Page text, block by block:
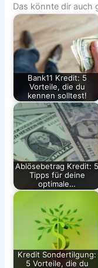
Das könnte dir auch
Bank11 Kredit: 5
Vorteile, die du
kennen solltest!
Ablösebetrag Kredit: 5
Tipps für deine
optimale…
Kredit Sondertilgung:
5 Vorteile, die du